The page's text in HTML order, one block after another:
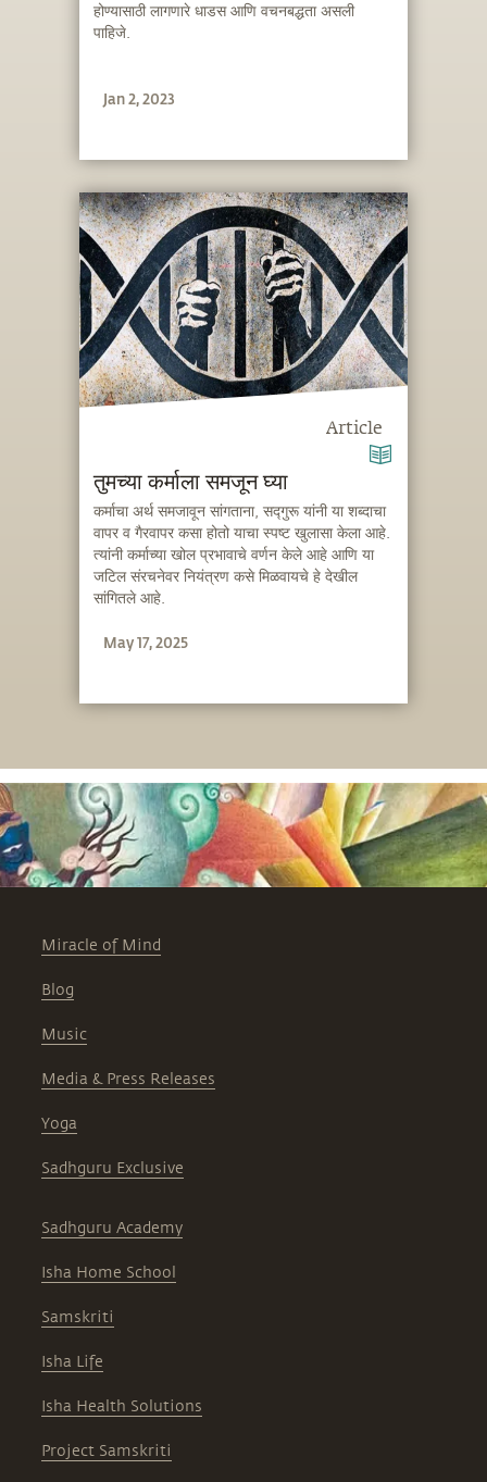
होण्यासाठी लागणारे धाडस आणि वचनबद्धता असली
पाहिजे.
Jan 2, 2023
Article
तुमच्या कर्माला समजून घ्या
कर्माचा अर्थ समजावून सांगताना, सद्गुरू यांनी या शब्दाचा
वापर व गैरवापर कसा होतो याचा स्पष्ट खुलासा केला आहे.
त्यांनी कर्माच्या खोल प्रभावाचे वर्णन केले आहे आणि या
जटिल संरचनेवर नियंत्रण कसे मिळवायचे हे देखील
सांगितले आहे.
May 17, 2025
Miracle of Mind
Blog
Music
Media & Press Releases
Yoga
Sadhguru Exclusive
Sadhguru Academy
Isha Home School
Samskriti
Isha Life
Isha Health Solutions
Project Samskriti